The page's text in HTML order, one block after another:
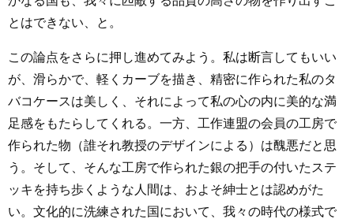
とはできない、と。
この論点をさらに押し進めてみよう。私は断言してもいい
が、滑らかで、軽くカーブを描き、精密に作られた私のタ
バコケースは美しく、それによって私の心の内に美的な満
足感をもたらしてくれる。一方、工作連盟の会員の工房で
作られた物（誰それ教授のデザインによる）は醜悪だと思
う。そして、そんな工房で作られた銀の把手の付いたステ
ッキを持ち歩くような人間は、およそ紳士とは認めがた
い。文化的に洗練された国において、我々の時代の様式で